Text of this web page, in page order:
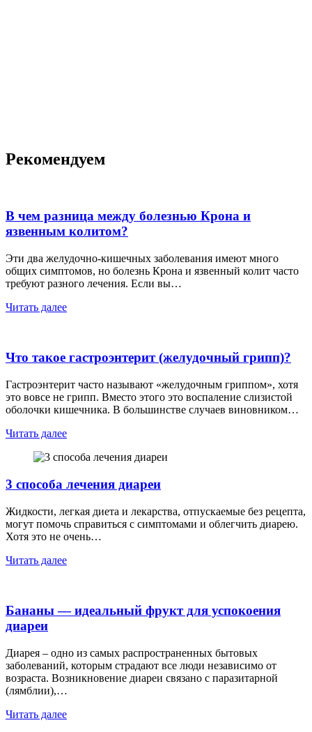
Рекомендуем
В чем разница между болезнью Крона и
язвенным колитом?
Эти два желудочно-кишечных заболевания имеют много
общих симптомов, но болезнь Крона и язвенный колит часто
требуют разного лечения. Если вы…
Читать далее
Что такое гастроэнтерит (желудочный грипп)?
Гастроэнтерит часто называют «желудочным гриппом», хотя
это вовсе не грипп. Вместо этого это воспаление слизистой
оболочки кишечника. В большинстве случаев виновником…
Читать далее
3 способа лечения диареи
Жидкости, легкая диета и лекарства, отпускаемые без рецепта,
могут помочь справиться с симптомами и облегчить диарею.
Хотя это не очень…
Читать далее
Бананы — идеальный фрукт для успокоения
диареи
Диарея – одно из самых распространенных бытовых
заболеваний, которым страдают все люди независимо от
возраста. Возникновение диареи связано с паразитарной
(лямблии),…
Читать далее